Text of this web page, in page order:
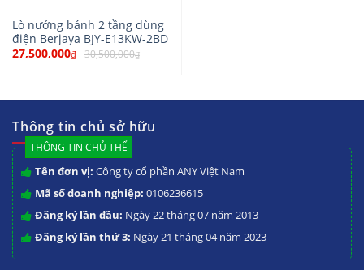
Lò nướng bánh 2 tầng dùng
điện Berjaya BJY-E13KW-2BD
27,500,000₫ 30,500,000₫
Thông tin chủ sở hữu
THÔNG TIN CHỦ THỂ
Tên đơn vị: Công ty cổ phần ANY Việt Nam
Mã số doanh nghiệp: 0106236615
Đăng ký lần đầu: Ngày 22 tháng 07 năm 2013
Đăng ký lần thứ 3: Ngày 21 tháng 04 năm 2023